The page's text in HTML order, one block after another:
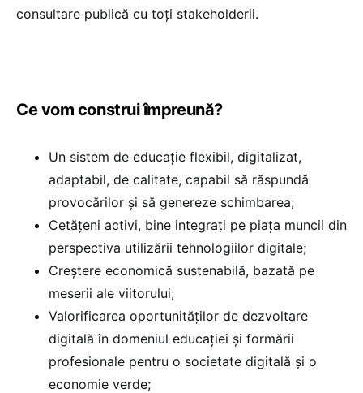
consultare publică cu toți stakeholderii.
Ce vom construi împreună?
Un sistem de educație flexibil, digitalizat,
adaptabil, de calitate, capabil să răspundă
provocărilor și să genereze schimbarea;
Cetățeni activi, bine integrați pe piața muncii din
perspectiva utilizării tehnologiilor digitale;
Creștere economică sustenabilă, bazată pe
meserii ale viitorului;
Valorificarea oportunităților de dezvoltare
digitală în domeniul educației şi formării
profesionale pentru o societate digitală și o
economie verde;